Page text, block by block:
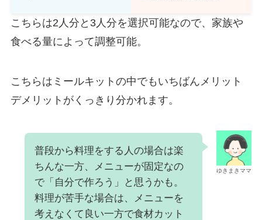
こちらは2人分と3人分を選択可能なので、家族や
食べる量によって調整可能。
こちらはミールキットの中でもいちばんメリット
デメリットがくっきり分かれます。
ゆきまきママ
普段から料理をする人の場合は楽
ちんな一方、メニューが固定なの
で「自分で作ろう」と思うかも。
料理が苦手な場合は、メニューを
考えなくて良い一方で食材カット